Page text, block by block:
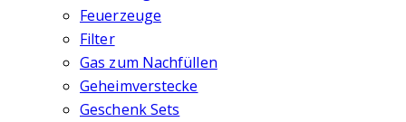
Feuerzeuge
Filter
Gas zum Nachfüllen
Geheimverstecke
Geschenk Sets